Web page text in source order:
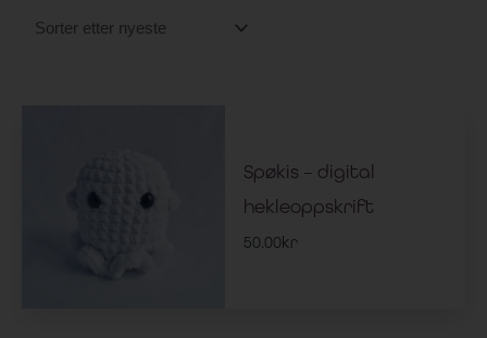
Spøkis – digital
hekleoppskrift
50.00kr